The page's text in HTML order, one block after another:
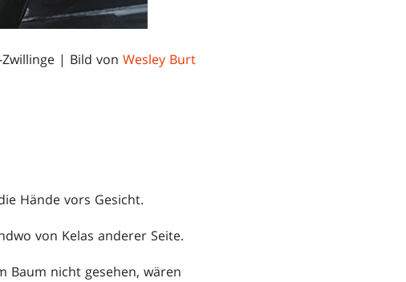
| Bild von Wesley Burt
Hände vors Gesicht.
von Kelas anderer Seite.
Baum nicht gesehen, wären